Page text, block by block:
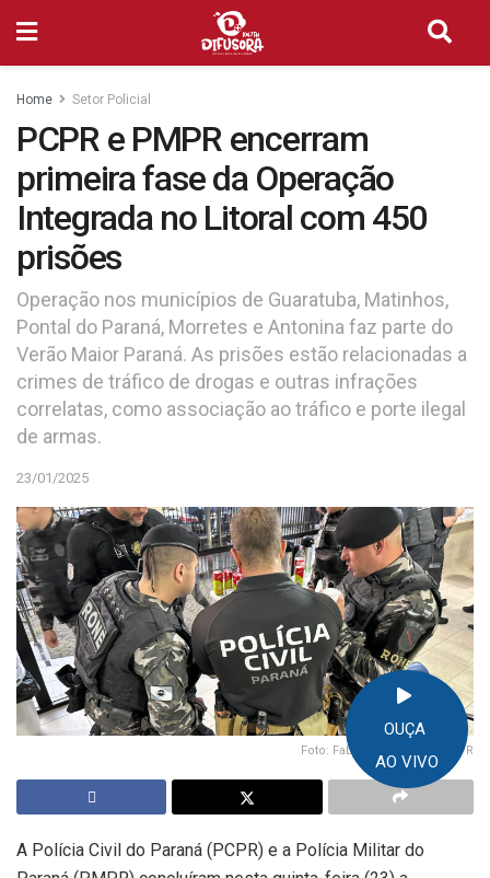
OUÇA
AO VIVO
Home Setor Policial
PCPR e PMPR encerram
primeira fase da Operação
Integrada no Litoral com 450
prisões
Operação nos municípios de Guaratuba, Matinhos,
Pontal do Paraná, Morretes e Antonina faz parte do
Verão Maior Paraná. As prisões estão relacionadas a
crimes de tráfico de drogas e outras infrações
correlatas, como associação ao tráfico e porte ilegal
de armas.
23/01/2025
Foto: Fabiano Nogueira/PCPR
A Polícia Civil do Paraná (PCPR) e a Polícia Militar do